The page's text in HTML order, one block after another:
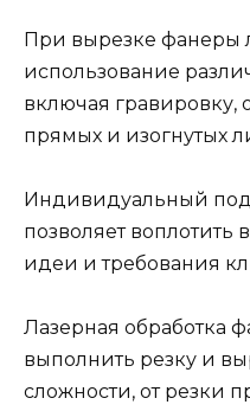
При вырезке фанеры
использование
включая гравировку,
прямых и изогнутых
Индивидуальный
позволяет
идеи и требования
Лазерная обработка
выполнить резку и
сложности, от резки